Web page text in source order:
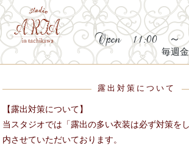
Open 11:00 ～
毎週
露出対策について
【露出対策について】
当スタジオでは「露出の多い衣装は必ず対策を
内させていただいております。